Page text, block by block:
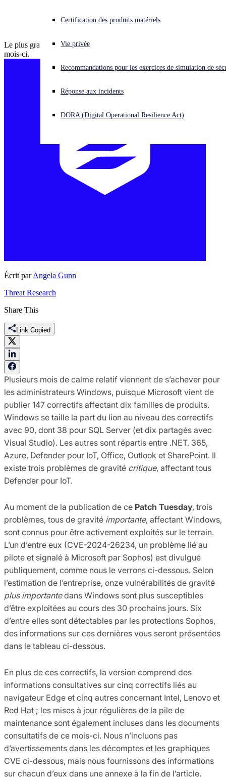
Vous subissez une cyberattaque ? Obtenez une aide immédiate.
Open search
Open language switcher
Certification des produits matériels
Vie privée
Recommandations pour les exercices de simulation de
Réponse aux incidents
DORA (Digital Operational Resilience Act)
Microsoft
Le plus grand volume de CVE de l'histoire récente a été publié ce
mois-ci.
Écrit par Angela Gunn
Threat Research
Share This
Link Copied
Plusieurs mois de calme relatif viennent de s’achever pour
les administrateurs Windows, puisque Microsoft vient de
publier 147 correctifs affectant dix familles de produits.
Windows se taille la part du lion au niveau des correctifs
avec 90, dont 38 pour SQL Server (et dix partagés avec
Visual Studio). Les autres sont répartis entre .NET, 365,
Azure, Defender pour IoT, Office, Outlook et SharePoint. Il
existe trois problèmes de gravité critique, affectant tous
Defender pour IoT.
Au moment de la publication de ce Patch Tuesday, trois
problèmes, tous de gravité importante, affectant Windows,
sont connus pour être activement exploités sur le terrain.
L’un d’entre eux (CVE-2024-26234, un problème lié au
pilote et signalé à Microsoft par Sophos) est divulgué
publiquement, comme nous le verrons ci-dessous. Selon
l’estimation de l’entreprise, onze vulnérabilités de gravité
plus importantedans Windows sont plus susceptibles
d’être exploitées au cours des 30 prochains jours. Six
d’entre elles sont détectables par les protections Sophos,
des informations sur ces dernières vous seront présentées
dans le tableau ci-dessous.
En plus de ces correctifs, la version comprend des
informations consultatives sur cinq correctifs liés au
navigateur Edge et cinq autres concernant Intel, Lenovo et
Red Hat ; les mises à jour régulières de la pile de
maintenance sont également incluses dans les documents
consultatifs de ce mois-ci. Nous n’incluons pas
d’avertissements dans les décomptes et les graphiques
CVE ci-dessous, mais nous fournissons des informations
sur chacun d’eux dans une annexe à la fin de l’article.